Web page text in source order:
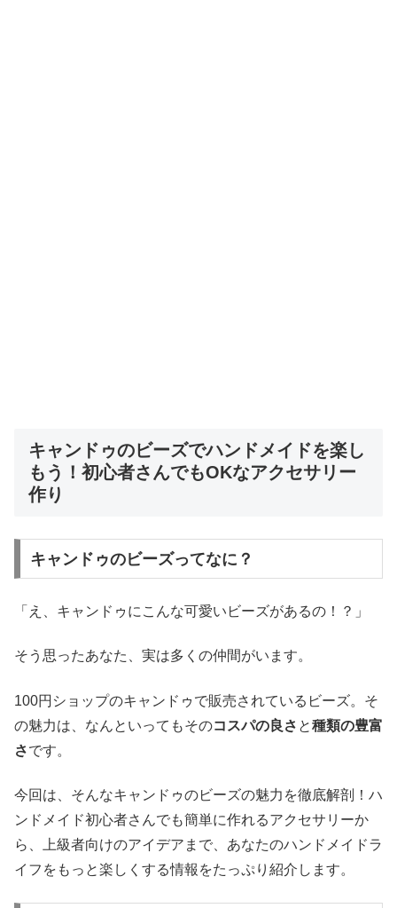
キャンドゥのビーズでハンドメイドを楽し
もう！初心者さんでもOKなアクセサリー
作り
キャンドゥのビーズってなに？
「え、キャンドゥにこんな可愛いビーズがあるの！？」
そう思ったあなた、実は多くの仲間がいます。
100円ショップのキャンドゥで販売されているビーズ。そ
の魅力は、なんといってもそのコスパの良さ と種類の豊富
さです。
今回は、そんなキャンドゥのビーズの魅力を徹底解剖！ハ
ンドメイド初心者さんでも簡単に作れるアクセサリーか
ら、上級者向けのアイデアまで、あなたのハンドメイドラ
イフをもっと楽しくする情報をたっぷり紹介します。